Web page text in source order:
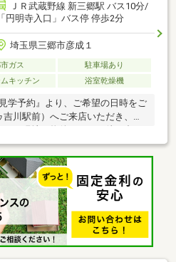
ＪＲ武蔵野線 新三郷駅 バス10分/
「円明寺入口」バス停 停歩2分
埼玉県三郷市彦成１
ガス
駐車場あり
キッチン 浴室乾燥機
約』より、ご希望の日時をご
川駅前）へご来店いただき、弊
可能も可能ですご希望の待ち合
入の際の総額の費用を知りたい』
教えてほしい』『他の物件も見
のご都合に合わせてご対応させて
富の弊社ホームページをご覧く
housedo.com/